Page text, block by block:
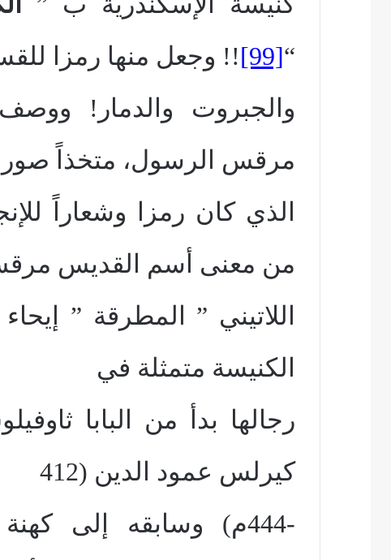
“
[99]!! وجعل منها رمزا
والجبروت والدمار!
مرقس الرسول، متخذاً
الذي كان رمزا وشعاراً
من معنى أسم القديس
اللاتيني ” المطرقة ”
الكنيسة متمثلة في
كيرلس عمود الدين (412
-444م) وسابقه إلى